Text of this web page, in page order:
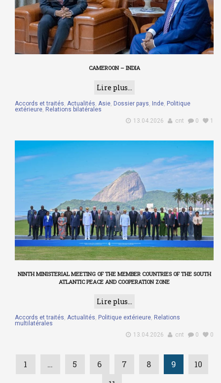
CAMEROON – INDIA
Lire plus...
Accords et traités Actualités Asie Dossier pays Inde Politique
extérieure Relations bilatérales
13.04.2026
cnt 0 1
NINTH MINISTERIAL MEETING OF THE MEMBER COUNTRIES OF THE SOUTH
ATLANTIC PEACE AND COOPERATION ZONE
Lire plus...
Accords et traités, Actualités, Politique extérieure, Relations
multilatérales
13.04.2026
cnt 0 0
1 … 5 6 7 8 9
10